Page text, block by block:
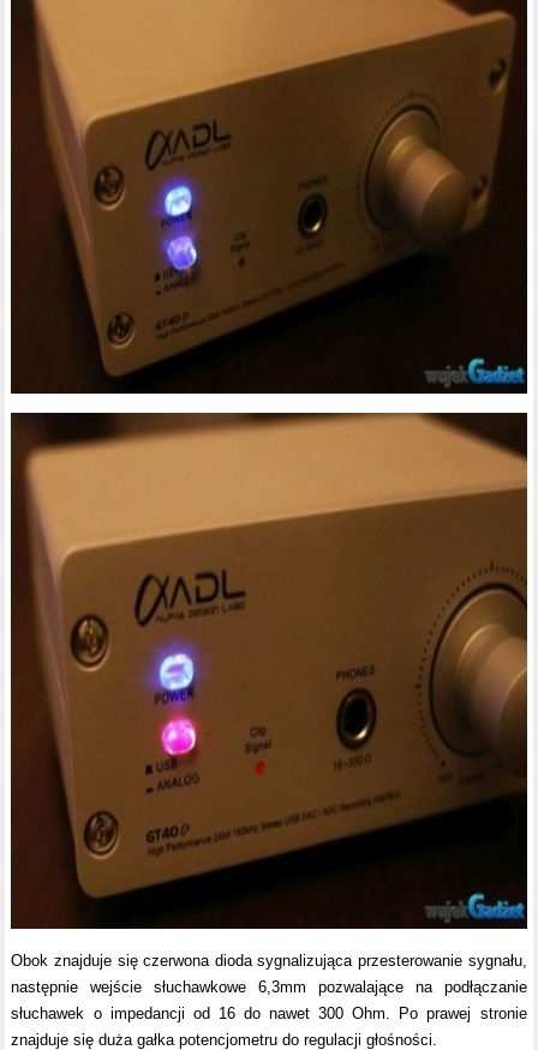
Obok znajduje się czerwona dioda sygnalizująca przesterowanie sygnału,
następnie wejście słuchawkowe 6,3mm pozwalające na podłączanie
słuchawek o impedancji od 16 do nawet 300 Ohm. Po prawej stronie
znajduje się duża gałka potencjometru do regulacji głośności.